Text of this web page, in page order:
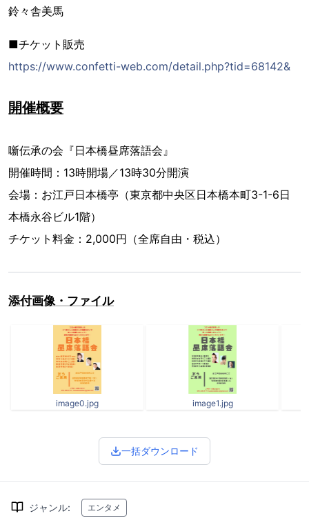
鈴々舎美馬
■チケット販売
https://www.confetti-web.com/detail.php?tid=68142&
開催概要
噺伝承の会『日本橋昼席落語会』
開催時間：13時開場／13時30分開演
会場：お江戸日本橋亭（東京都中央区日本橋本町3-1-6日
本橋永谷ビル1階）
チケット料金：2,000円（全席自由・税込）
添付画像・ファイル
image0.jpg image1.jpg
一括ダウンロード
ジャンル: エンタメ